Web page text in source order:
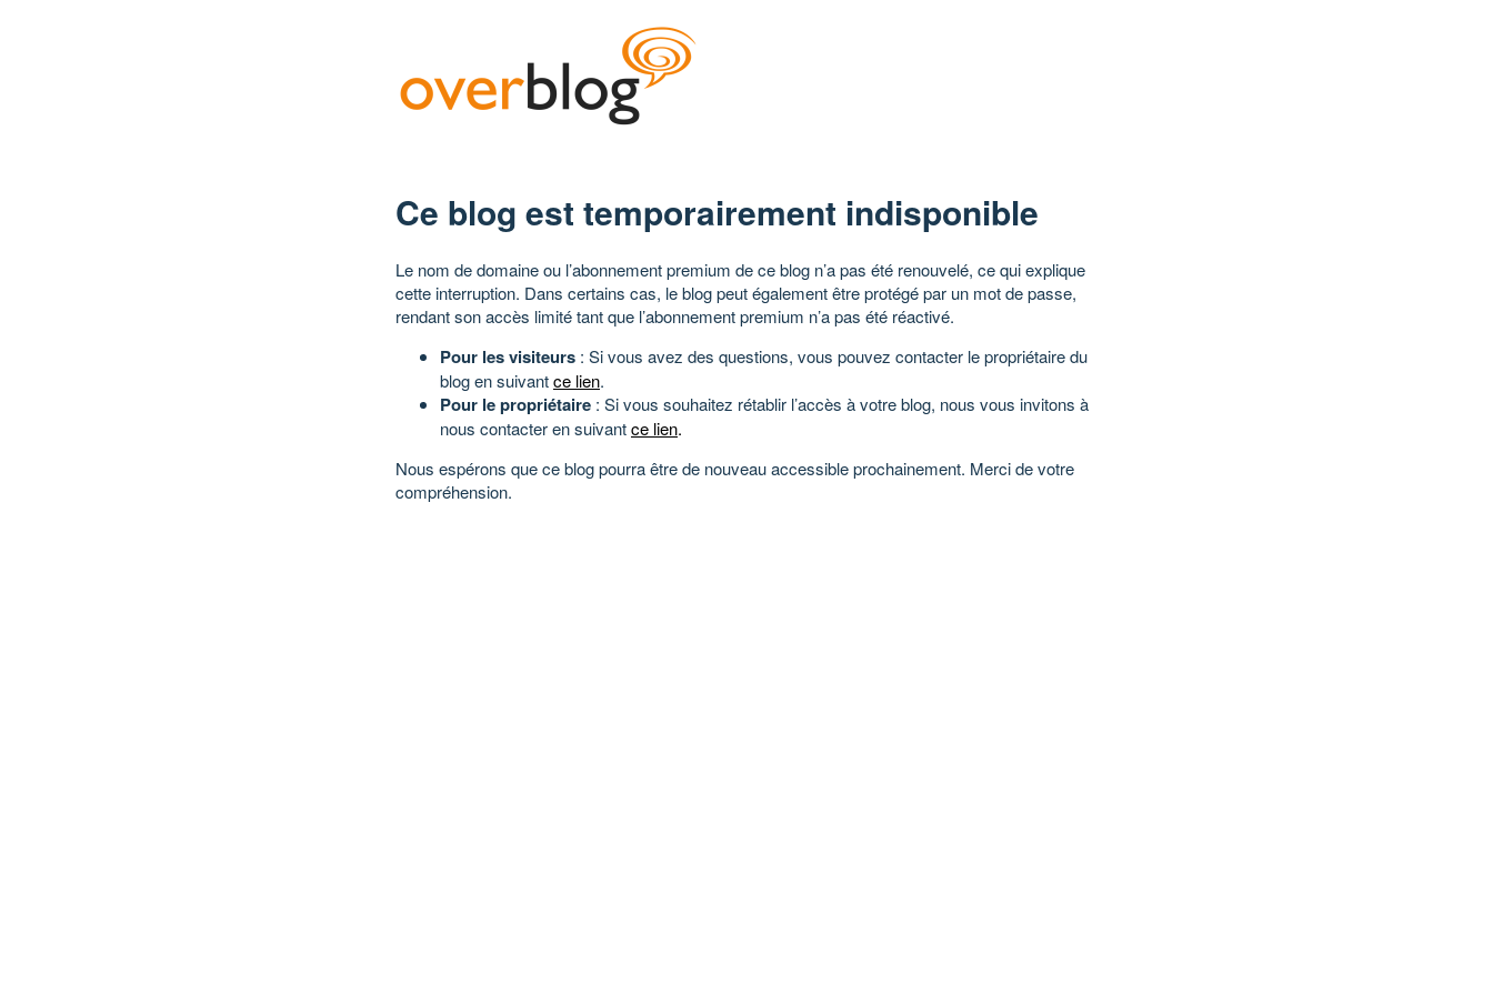
Ce blog est temporairement indisponible
Le nom de domaine ou l’abonnement premium de ce blog n’a pas été renouvelé, ce qui explique
cette interruption. Dans certains cas, le blog peut également être protégé par un mot de passe,
rendant son accès limité tant que l’abonnement premium n’a pas été réactivé.
Pour les visiteurs : Si vous avez des questions, vous pouvez contacter le propriétaire du
blog en suivantce lien.
Pour le propriétaire : Si vous souhaitez rétablir l’accès à votre blog, nous vous invitons à
nous contacter en suivantce lien.
Nous espérons que ce blog pourra être de nouveau accessible prochainement. Merci de votre
compréhension.